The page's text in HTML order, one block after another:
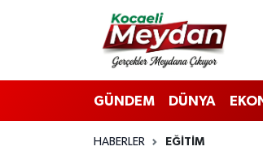
GÜNDEM DÜNYA
HABERLER EĞİTİM
Nöbetçi Eczaneler
Hava Durumu
Trafik Durumu